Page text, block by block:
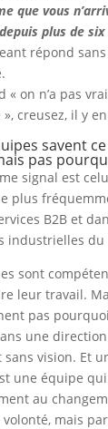
que vous
plus de six
répond sans
« on n’a pas
creusez, il y
savent
pas
signal est
plus
B2B et
industrielles du
sont
leur travail.
pas
une
sans vision. Et
une équipe
au
mais